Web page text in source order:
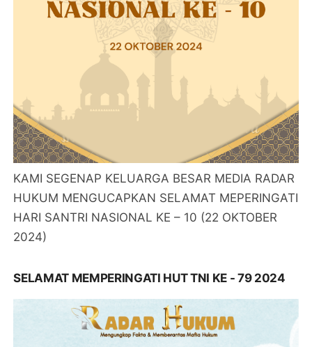
KAMI SEGENAP KELUARGA BESAR MEDIA RADAR
HUKUM MENGUCAPKAN SELAMAT MEPERINGATI
HARI SANTRI NASIONAL KE – 10 (22 OKTOBER
2024)
SELAMAT MEMPERINGATI HUT TNI KE - 79 2024